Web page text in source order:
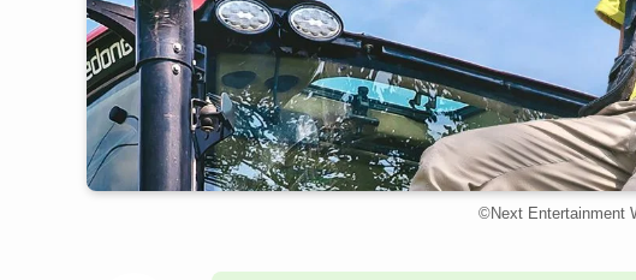
©️Next Entertainment